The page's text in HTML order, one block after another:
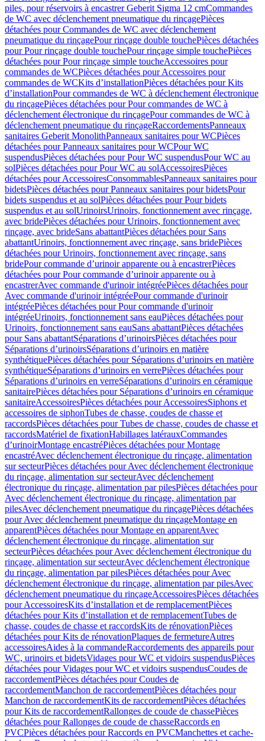
piles, pour réservoirs à encastrer Geberit Sigma 12 cmCommandes
de WC avec déclenchement pneumatique du rinçagePièces
détachées pour Commandes de WC avec déclenchement
pneumatique du rinçagePour rinçage double touchePièces détachées
pour Pour rinçage double touchePour rinçage simple touchePièces
détachées pour Pour rinçage simple toucheAccessoires pour
commandes de WCPièces détachées pour Accessoires pour
commandes de WCKits d’installationPièces détachées pour Kits
d’installationPour commandes de WC à déclenchement électronique
du rinçagePièces détachées pour Pour commandes de WC à
déclenchement électronique du rinçagePour commandes de WC à
déclenchement pneumatique du rinçageRaccordementsPanneaux
sanitaires Geberit MonolithPanneaux sanitaires pour WCPièces
détachées pour Panneaux sanitaires pour WCPour WC
suspendusPièces détachées pour Pour WC suspendusPour WC au
solPièces détachées pour Pour WC au solAccessoiresPièces
détachées pour AccessoiresConsommablesPanneaux sanitaires pour
bidetsPièces détachées pour Panneaux sanitaires pour bidetsPour
bidets suspendus et au solPièces détachées pour Pour bidets
suspendus et au solUrinoirsUrinoirs, fonctionnement avec rinçage,
avec bridePièces détachées pour Urinoirs, fonctionnement avec
rinçage, avec brideSans abattantPièces détachées pour Sans
abattantUrinoirs, fonctionnement avec rinçage, sans bridePièces
détachées pour Urinoirs, fonctionnement avec rinçage, sans
bridePour commande d’urinoir apparente ou à encastrerPièces
détachées pour Pour commande d’urinoir apparente ou à
encastrerAvec commande d'urinoir intégréePièces détachées pour
Avec commande d'urinoir intégréePour commande d'urinoir
intégréePièces détachées pour Pour commande d'urinoir
intégréeUrinoirs, fonctionnement sans eauPièces détachées pour
Urinoirs, fonctionnement sans eauSans abattantPièces détachées
pour Sans abattantSéparations d’urinoirsPièces détachées pour
Séparations d’urinoirsSéparations d’urinoirs en matière
synthétiquePièces détachées pour Séparations d’urinoirs en matière
synthétiqueSéparations d’urinoirs en verrePièces détachées pour
Séparations d’urinoirs en verreSéparations d’urinoirs en céramique
sanitairePièces détachées pour Séparations d’urinoirs en céramique
sanitaireAccessoiresPièces détachées pour AccessoiresSiphons et
accessoires de siphonTubes de chasse, coudes de chasse et
raccordsPièces détachées pour Tubes de chasse, coudes de chasse et
raccordsMatériel de fixationHabillages latérauxCommandes
dʼurinoirMontage encastréPièces détachées pour Montage
encastréAvec déclenchement électronique du rinçage, alimentation
sur secteurPièces détachées pour Avec déclenchement électronique
du rinçage, alimentation sur secteurAvec déclenchement
électronique du rinçage, alimentation par pilesPièces détachées pour
Avec déclenchement électronique du rinçage, alimentation par
pilesAvec déclenchement pneumatique du rinçagePièces détachées
pour Avec déclenchement pneumatique du rinçageMontage en
apparentPièces détachées pour Montage en apparentAvec
déclenchement électronique du rinçage, alimentation sur
secteurPièces détachées pour Avec déclenchement électronique du
rinçage, alimentation sur secteurAvec déclenchement électronique
du rinçage, alimentation par pilesPièces détachées pour Avec
déclenchement électronique du rinçage, alimentation par pilesAvec
déclenchement pneumatique du rinçageAccessoiresPièces détachées
pour AccessoiresKits d’installation et de remplacementPièces
détachées pour Kits d’installation et de remplacementTubes de
chasse, coudes de chasse et raccordsKits de rénovationPièces
détachées pour Kits de rénovationPlaques de fermetureAutres
accessoiresAides à la commandeRaccordements des appareils pour
WC, urinoirs et bidetsVidages pour WC et vidoirs suspendusPièces
détachées pour Vidages pour WC et vidoirs suspendusCoudes de
raccordementPièces détachées pour Coudes de
raccordementManchon de raccordementPièces détachées pour
Manchon de raccordementKits de raccordementPièces détachées
pour Kits de raccordementRallonges de coude de chassePièces
détachées pour Rallonges de coude de chasseRaccords en
PVCPièces détachées pour Raccords en PVCManchettes et cache-